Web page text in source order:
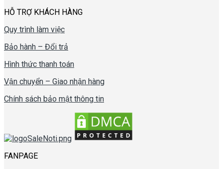
HỖ TRỢ KHÁCH HÀNG
Quy trình làm việc
Bảo hành – Đổi trả
Hình thức thanh toán
Vận chuyển – Giao nhận hàng
Chính sách bảo mật thông tin
FANPAGE